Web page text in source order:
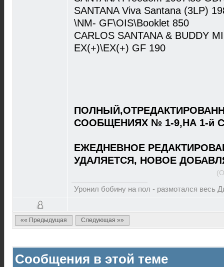
SANTANA Viva Santana (3LP)
\NM- GF\OIS\Booklet 850
CARLOS SANTANA & BUDDY
EX(+)\EX(+) GF 190
СООБЩЕНИЯХ № 1-9,НА 1-й
ЕЖЕДНЕВНОЕ
УДАЛЯЕТСЯ, НОВОЕ
Уронил бобину на пол - размотался весь
«« Предыдущая Следующая »»
Сообщения в этой теме